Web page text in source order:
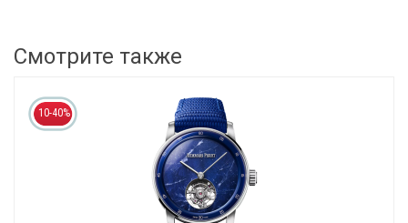
Смотрите также
10-40%